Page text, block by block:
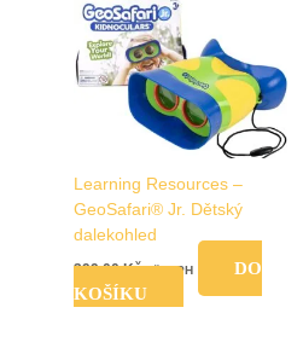
Learning Resources –
GeoSafari® Jr. Dětský
dalekohled
399,00Kč vč. DPH
DO
KOŠÍKU